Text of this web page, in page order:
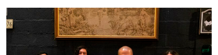
b
o
o
A
p
p
dI
n
e
Cl
a
Li
n
k
ar
til
h